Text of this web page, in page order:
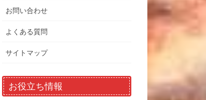
お問い合わせ
よくある質問
サイトマップ
お役立ち情報